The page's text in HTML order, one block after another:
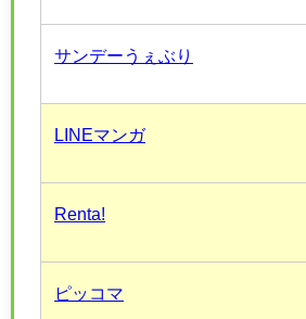
サンデーうぇぶり
LINEマンガ
Renta!
ピッコマ